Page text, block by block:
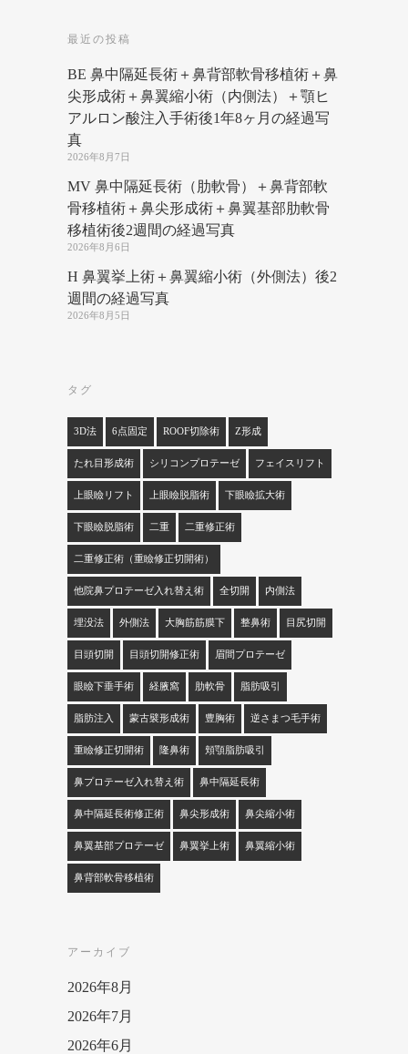
最近の投稿
BE 鼻中隔延長術＋鼻背部軟骨移植術＋鼻
尖形成術＋鼻翼縮小術（内側法）＋顎ヒ
アルロン酸注入手術後1年8ヶ月の経過写
真
2026年8月7日
MV 鼻中隔延長術（肋軟骨）＋鼻背部軟
骨移植術＋鼻尖形成術＋鼻翼基部肋軟骨
移植術後2週間の経過写真
2026年8月6日
H 鼻翼挙上術＋鼻翼縮小術（外側法）後2
週間の経過写真
2026年8月5日
タグ
3D法 6点固定 ROOF切除術 Z形成
たれ目形成術 シリコンプロテーゼ フェイスリフト
上眼瞼リフト 上眼瞼脱脂術 下眼瞼拡大術
下眼瞼脱脂術 二重 二重修正術
二重修正術（重瞼修正切開術）
他院鼻プロテーゼ入れ替え術 全切開 内側法
埋没法 外側法 大胸筋筋膜下 整鼻術 目尻切開
目頭切開 目頭切開修正術 眉間プロテーゼ
眼瞼下垂手術 経腋窩 肋軟骨 脂肪吸引
脂肪注入 蒙古襞形成術 豊胸術 逆さまつ毛手術
重瞼修正切開術 隆鼻術 頬顎脂肪吸引
鼻プロテーゼ入れ替え術 鼻中隔延長術
鼻中隔延長術修正術 鼻尖形成術 鼻尖縮小術
鼻翼基部プロテーゼ 鼻翼挙上術 鼻翼縮小術
鼻背部軟骨移植術
アーカイブ
2026年8月
2026年7月
2026年6月